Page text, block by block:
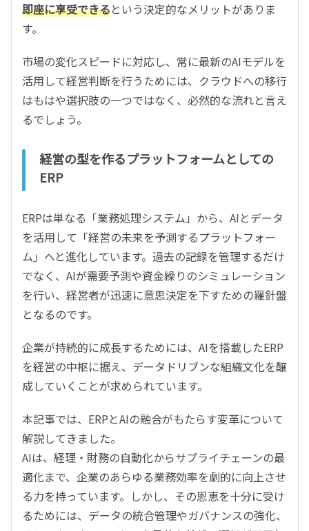
即座に享受できるという決定的なメリットがありま
す。
市場の変化スピードに対応し、常に最新のAIモデルを
活用して経営判断を行うためには、クラウドへの移行
はもはや選択肢の一つではなく、必然的な流れと言え
るでしょう。
経営の型を作るプラットフォームとしての
ERP
ERPは単なる「業務処理システム」から、AIとデータ
を活用して「経営の未来を予測するプラットフォー
ム」へと進化しています。過去の記録を管理するだけ
でなく、AIが需要予測や資金繰りのシミュレーション
を行い、経営者が迅速に意思決定を下すための羅針盤
となるのです。
企業が持続的に成長するためには、AIを搭載したERP
を経営の中枢に据え、データドリブンな組織文化を醸
成していくことが求められています。
本記事では、ERPとAIの融合がもたらす変革について
解説してきました。
AIは、経理・財務の自動化からサプライチェーンの最
適化まで、企業のあらゆる業務効率を劇的に向上させ
る力を持っています。しかし、その恩恵を十分に受け
るためには、データの統合管理やガバナンスの強化、